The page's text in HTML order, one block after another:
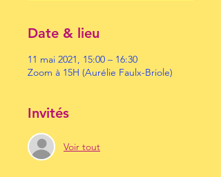
Date & lieu
11 mai 2021, 15:00 – 16:30
Zoom à 15H (Aurélie Faulx-Briole)
Invités
Voir tout